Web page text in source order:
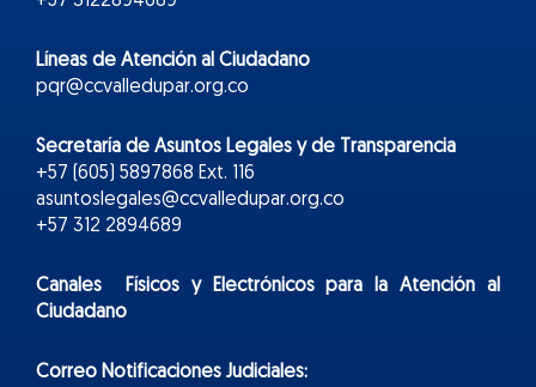
Líneas de Atención al Ciudadano
pqr@ccvalledupar.org.co
Secretaría de Asuntos Legales y de Transparencia
+57 (605) 5897868 Ext. 116
asuntoslegales@ccvalledupar.org.co
+57 312 2894689
Canales Físicos yElectrónicospara la Atención al
Ciudadano
Correo Notificaciones Judiciales: